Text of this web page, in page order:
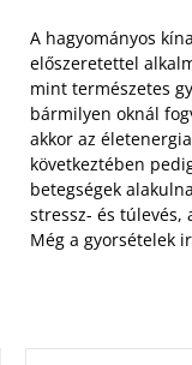
A hagyományos
előszeretettel
mint természetes
bármilyen oknál
akkor az
következtében
betegségek
stressz- és túlevés,
Még a gyorsételek